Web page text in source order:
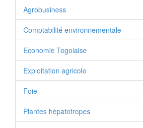
Agrobusiness
Comptabilité environnementale
Economie Togolaise
Exploitation agricole
Foie
Plantes hépatotropes